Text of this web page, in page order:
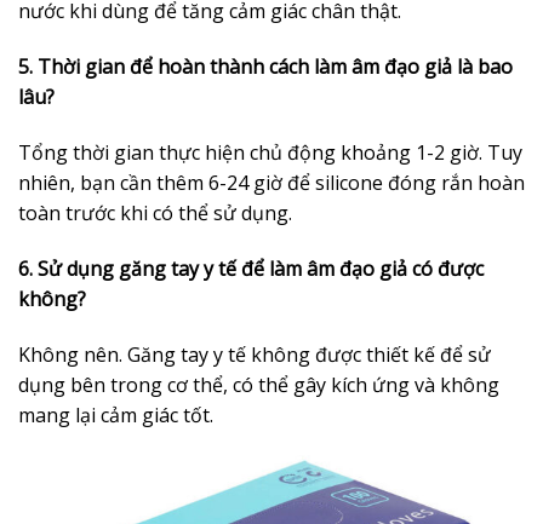
nước khi dùng để tăng cảm giác chân thật.
5. Thời gian để hoàn thành cách làm âm đạo giả là bao
lâu?
Tổng thời gian thực hiện chủ động khoảng 1-2 giờ. Tuy
nhiên, bạn cần thêm 6-24 giờ để silicone đóng rắn hoàn
toàn trước khi có thể sử dụng.
6. Sử dụng găng tay y tế để làm âm đạo giả có được
không?
Không nên. Găng tay y tế không được thiết kế để sử
dụng bên trong cơ thể, có thể gây kích ứng và không
mang lại cảm giác tốt.